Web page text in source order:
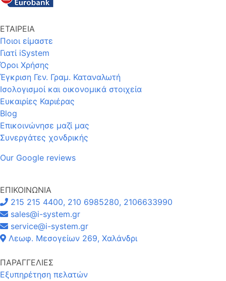
ΕΤΑΙΡΕΙΑ
Ποιοι είμαστε
Γιατί iSystem
Όροι Χρήσης
Έγκριση Γεν. Γραμ. Καταναλωτή
Ισολογισμοί και οικονομικά στοιχεία
Ευκαιρίες Καριέρας
Blog
Επικοινώνησε μαζί μας
Συνεργάτες χονδρικής
Our Google reviews
ΕΠΙΚΟΙΝΩΝΙΑ
215 215 4400, 210 6985280, 2106633990
sales@i-system.gr
service@i-system.gr
Λεωφ. Μεσογείων 269, Χαλάνδρι
ΠΑΡΑΓΓΕΛΙΕΣ
Εξυπηρέτηση πελατών